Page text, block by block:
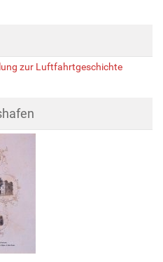
zur Luftfahrtgeschichte